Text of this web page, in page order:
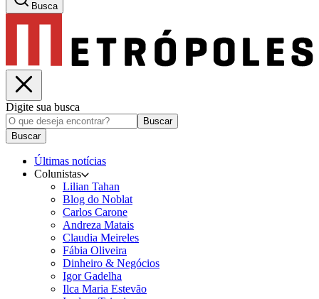
Busca
Digite sua busca
Buscar
Buscar
Últimas notícias
Colunistas
Lilian Tahan
Blog do Noblat
Carlos Carone
Andreza Matais
Claudia Meireles
Fábia Oliveira
Dinheiro & Negócios
Igor Gadelha
Ilca Maria Estevão